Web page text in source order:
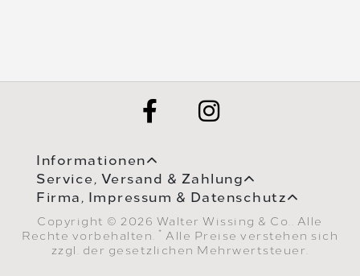
Informationen
Service, Versand & Zahlung
Firma, Impressum & Datenschutz
Copyright © 2026 Walter Wissing & Co.. Alle
Rechte vorbehalten.
* Alle Preise verstehen sich
zzgl. der gesetzlichen Mehrwertsteuer.